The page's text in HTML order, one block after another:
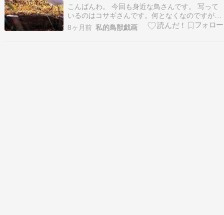
こんばんわ。 今回も身近な鳥さんです。 写って
いるのはコサギさんです。何となくなのですが、
コサギさんよりもダイサギさんやアオサギさんと
の出会いが多いような気がするのですが気のせい
8ヶ月前 私的鳥獣戯画